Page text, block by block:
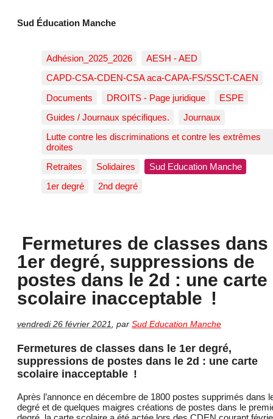
Sud Éducation Manche
Adhésion_2025_2026
AESH - AED
CAPD-CSA-CDEN-CSA aca-CAPA-FS/SSCT-CAEN
Documents
DROITS - Page juridique
ESPE
Guides / Journaux spécifiques.
Journaux
Lutte contre les discriminations et contre les extrêmes
droites
Retraites
Solidaires
Sud Education Manche
1er degré
2nd degré
Fermetures de classes dans
1er degré, suppressions de
postes dans le 2d : une carte
scolaire inacceptable !
vendredi 26 février 2021 par Sud Education Manche
Fermetures de classes dans le 1er degré,
suppressions de postes dans le 2d : une carte
scolaire inacceptable !
Après l’annonce en décembre de 1800 postes supprimés dans
degré et de quelques maigres créations de postes dans le